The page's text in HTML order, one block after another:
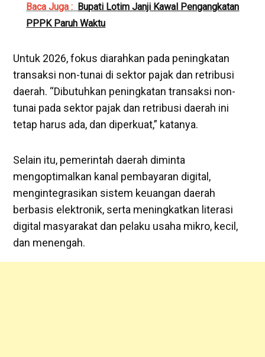
Baca Juga : Bupati Lotim Janji Kawal Pengangkatan
PPPK Paruh Waktu
‎Untuk 2026, fokus diarahkan pada peningkatan
transaksi non-tunai di sektor pajak dan retribusi
daerah. “Dibutuhkan peningkatan transaksi non-
tunai pada sektor pajak dan retribusi daerah ini
tetap harus ada, dan diperkuat,” katanya.
Selain itu, pemerintah daerah diminta
mengoptimalkan kanal pembayaran digital,
mengintegrasikan sistem keuangan daerah
berbasis elektronik, serta meningkatkan literasi
digital masyarakat dan pelaku usaha mikro, kecil,
dan menengah.